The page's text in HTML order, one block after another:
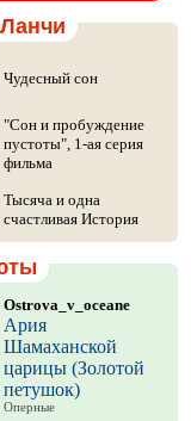
Чудесный сон
"Сон и пробуждение
пустоты", 1-ая серия
фильма
Тысяча и одна
счастливая История
Ostrova_v_oceane
Ария
Шамаханской
царицы (Золотой
петушок)
Оперные